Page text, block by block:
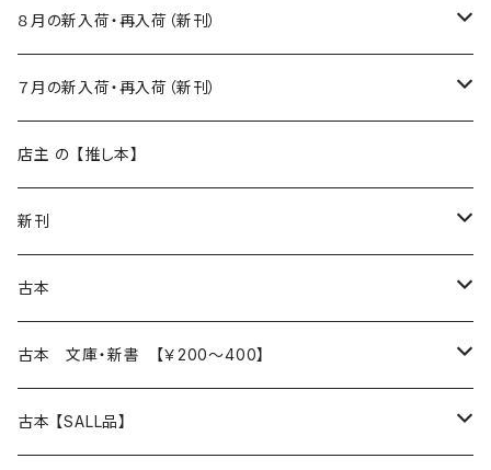
８月の新入荷・再入荷（新刊）
新入荷
再入荷
７月の新入荷・再入荷（新刊）
新入荷
再入荷
店主 の 【推し本】
新刊
本 の あれこれ
読書のこと
本屋のこと
文芸
近代小説 エッセイ 戯曲（日本人作家）
日々 の できこと
古本
本 の あれこれ
読書のこと
日本文学
古本 文庫・新書 【￥200～400】
日本文学
古本 【SALL品】